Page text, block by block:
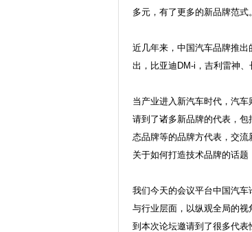
多元，有了更多的新品牌范
近几年来，中国汽车品牌推
出，比亚迪DM-i，吉利雷神、
当产业进入新汽车时代，汽
请到了诸多新品牌的代表，
态品牌等的品牌方代表，交
关于如何打造技术品牌的话题
我们今天的会议平台中国汽
与行业层面，以纵观全局的
到本次论坛邀请到了很多代